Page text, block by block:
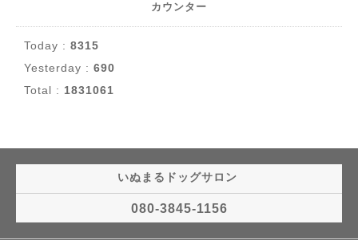
カウンター
Today : 8315
Yesterday : 690
Total : 1831061
いぬまるドッグサロン
080-3845-1156